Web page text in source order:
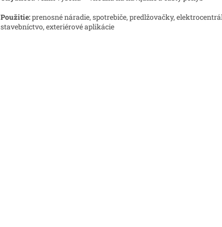
Použitie:prenosné náradie, spotrebiče, predlžovačky,
stavebníctvo, exteriérové aplikácie